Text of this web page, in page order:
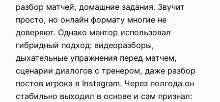
разбор матчей, домашние задания. Звучит
просто, но онлайн формату многие не
доверяют. Однако ментор использовал
гибридный подход: видеоразборы,
дыхательные упражнения перед матчем,
сценарии диалогов с тренером, даже разбор
постов игрока в Instagram. Через полгода он
стабильно выходил в основе и сам признал: